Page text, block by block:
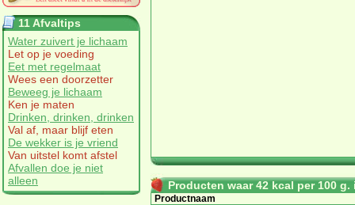
11 Afvaltips
Water zuivert je lichaam
Let op je voeding
Eet met regelmaat
Wees een doorzetter
Beweeg je lichaam
Ken je maten
Drinken, drinken, drinken
Val af, maar blijf eten
De wekker is je vriend
Van uitstel komt afstel
Afvallen doe je niet
alleen
Producten waar 42 kcal per 100
Productnaam